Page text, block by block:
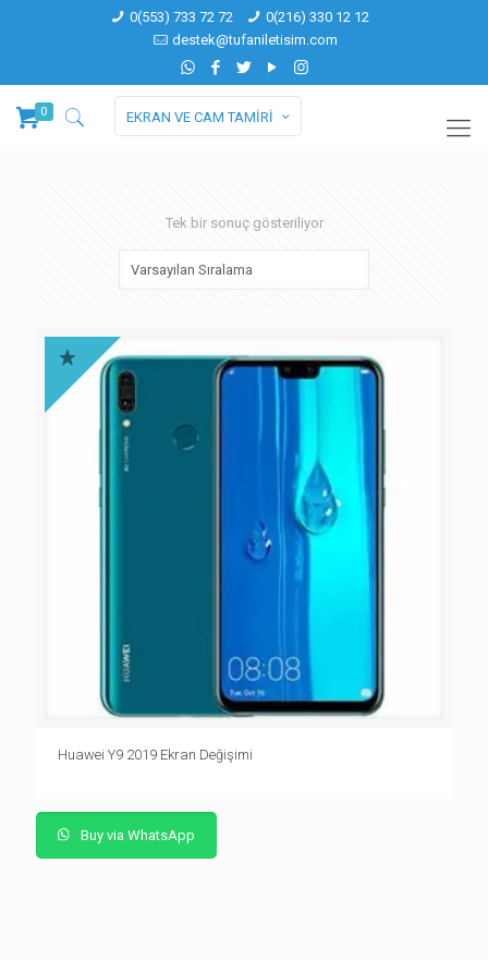
0(553) 733 72 72
0(216) 330 12 12
destek@tufaniletisim.com
0 EKRAN VE CAM TAMİRİ
Tek bir sonuç gösteriliyor
Huawei Y9 2019 Ekran Değişimi
Buy via WhatsApp